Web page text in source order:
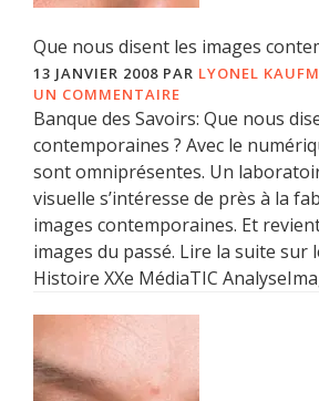
Que nous disent les images
13 JANVIER 2008 PAR LYONEL
UN COMMENTAIRE
Banque des Savoirs: Que nous
contemporaines ? Avec le
sont omniprésentes. Un
visuelle s’intéresse de près à la
images contemporaines. Et
images du passé. Lire la suite sur
Histoire XXe MédiaTIC